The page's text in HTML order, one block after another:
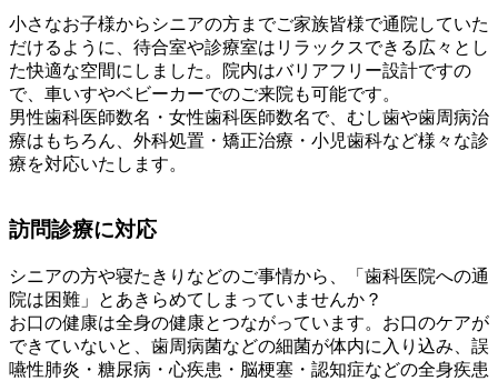
小さなお子様からシニアの方までご家族皆様で通院していた
だけるように、待合室や診療室はリラックスできる広々とし
た快適な空間にしました。院内はバリアフリー設計ですの
で、車いすやベビーカーでのご来院も可能です。
男性歯科医師数名・女性歯科医師数名で、むし歯や歯周病治
療はもちろん、外科処置・矯正治療・小児歯科など様々な診
療を対応いたします。
訪問診療に対応
シニアの方や寝たきりなどのご事情から、「歯科医院への通
院は困難」とあきらめてしまっていませんか？
お口の健康は全身の健康とつながっています。お口のケアが
できていないと、歯周病菌などの細菌が体内に入り込み、誤
嚥性肺炎・糖尿病・心疾患・脳梗塞・認知症などの全身疾患